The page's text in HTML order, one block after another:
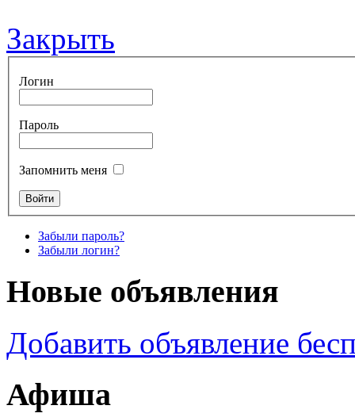
Закрыть
Логин
Пароль
Запомнить меня
Забыли пароль?
Забыли логин?
Новые объявления
Добавить объявление
Афиша